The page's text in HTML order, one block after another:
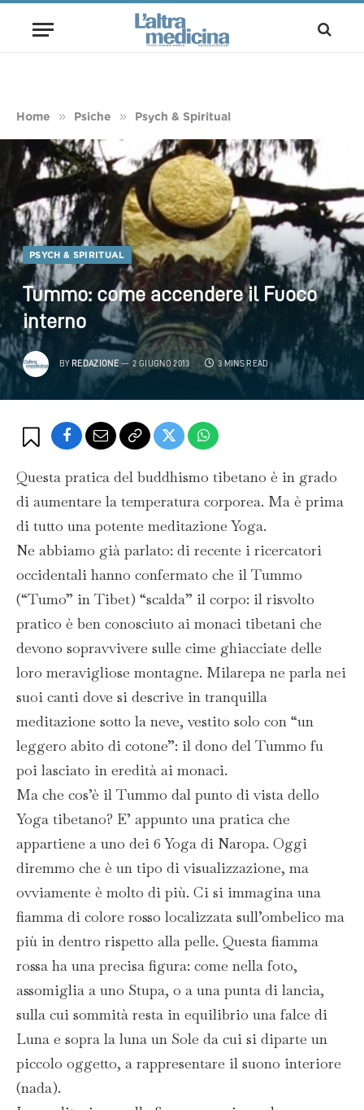
Home » Psiche » Psych & Spiritual
PSYCH & SPIRITUAL
Tummo: come accendere il Fuoco
interno
BY REDAZIONE 2 GIUGNO 2013 3 MINS READ
Questa pratica del buddhismo tibetano è in grado
di aumentare la temperatura corporea. Ma è prima
di tutto una potente meditazione Yoga.
Ne abbiamo già parlato: di recente i ricercatori
occidentali hanno confermato che il Tummo
(“Tumo” in Tibet) “scalda” il corpo: il risvolto
pratico è ben conosciuto ai monaci tibetani che
devono sopravvivere sulle cime ghiacciate delle
loro meravigliose montagne. Milarepa ne parla nei
suoi canti dove si descrive in tranquilla
meditazione sotto la neve, vestito solo con “un
leggero abito di cotone”: il dono del Tummo fu
poi lasciato in eredità ai monaci.
Ma che cos’è il Tummo dal punto di vista dello
Yoga tibetano? E’ appunto una pratica che
appartiene a uno dei 6 Yoga di Naropa. Oggi
diremmo che è un tipo di visualizzazione, ma
ovviamente è molto di più. Ci si immagina una
fiamma di colore rosso localizzata sull’ombelico ma
più in dentro rispetto alla pelle. Questa fiamma
rossa ha una precisa figura: come nella foto,
assomiglia a uno Stupa, o a una punta di lancia,
sulla cui sommità resta in equilibrio una falce di
Luna e sopra la luna un Sole da cui si diparte un
piccolo oggetto, a rappresentare il suono interiore
(nada).